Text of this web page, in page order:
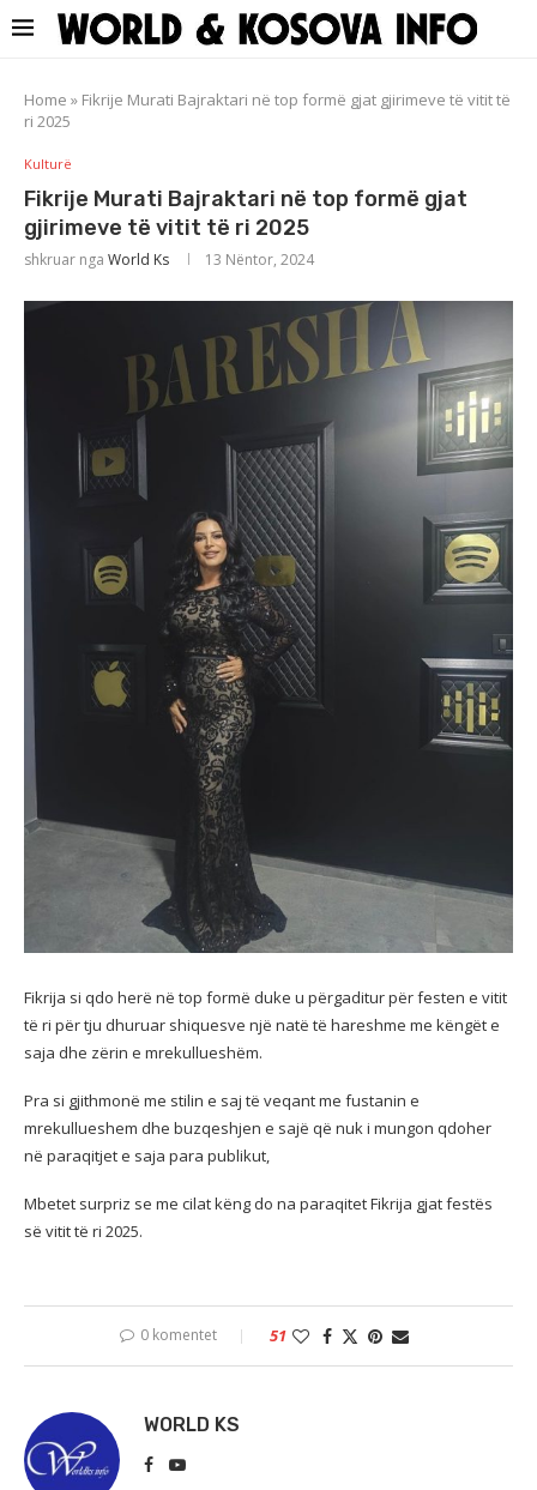
Home » Fikrije Murati Bajraktari në top formë gjat gjirimeve të vitit të
ri 2025
Kulturë
Fikrije Murati Bajraktari në top formë gjat
gjirimeve të vitit të ri 2025
shkruar nga World Ks 13 Nëntor, 2024
Fikrija si qdo herë në top formë duke u përgaditur për festen e vitit
të ri për tju dhuruar shiquesve një natë të hareshme me këngët e
saja dhe zërin e mrekullueshëm.
Pra si gjithmonë me stilin e saj të veqant me fustanin e
mrekullueshem dhe buzqeshjen e sajë që nuk i mungon qdoher
në paraqitjet e saja para publikut,
Mbetet surpriz se me cilat këng do na paraqitet Fikrija gjat festës
së vitit të ri 2025.
0 komentet 51
WORLD KS